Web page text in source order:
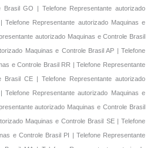
Brasil GO | Telefone Representante autorizado
Representante autorizado Maquinas e
autorizado Maquinas e Controle Brasil
Maquinas e Controle Brasil AP | Telefone
e Controle Brasil RR | Telefone Representante
Brasil CE | Telefone Representante autorizado
Representante autorizado Maquinas e
autorizado Maquinas e Controle Brasil
Maquinas e Controle Brasil SE | Telefone
e Controle Brasil PI | Telefone Representante